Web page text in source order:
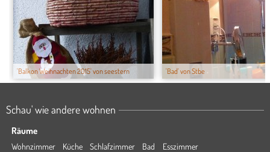
'Balkon Weihnachten 2015' von seestern 'Bad' von Stbe
Schau' wie andere wohnen
Räume
Wohnzimmer Küche Schlafzimmer Bad
Esszimmer